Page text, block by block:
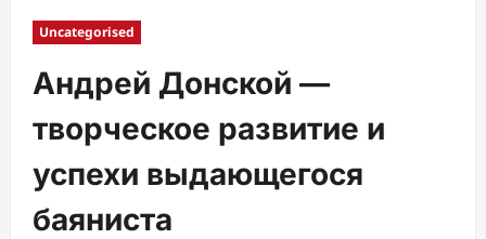
Uncategorised
Андрей Донской —
творческое развитие и
успехи выдающегося
баяниста